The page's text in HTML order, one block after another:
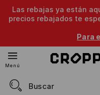
Las rebajas ya están
precios rebajados te
Para
Menú